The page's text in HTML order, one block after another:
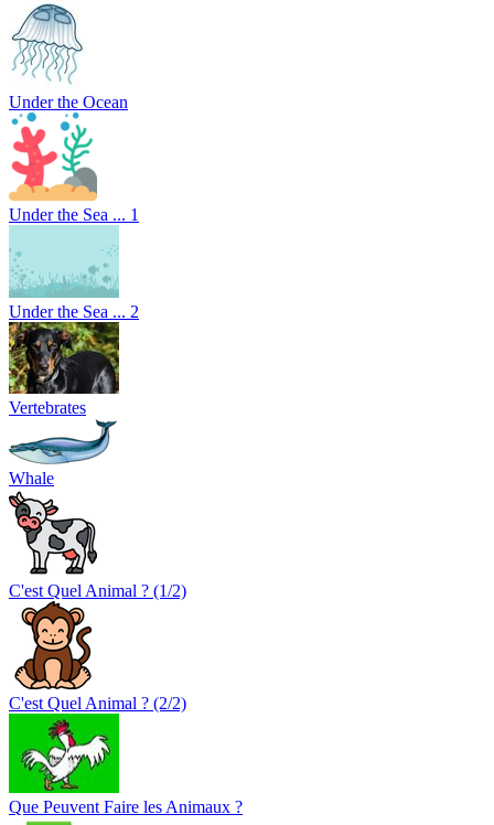
Under the Ocean
Under the Sea ... 1
Under the Sea ... 2
Vertebrates
Whale
C'est Quel Animal ? (1/2)
C'est Quel Animal ? (2/2)
Que Peuvent Faire les Animaux ?